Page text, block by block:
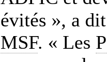
évités », a
MSF. « Les